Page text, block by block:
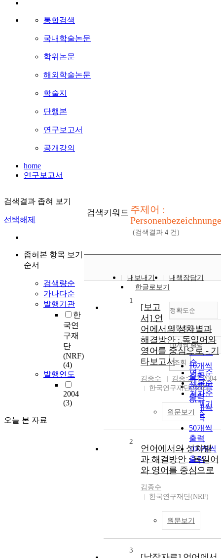
통합검색
국내학술논문
학위논문
해외학술논문
학술지
단행본
연구보고서
공개강의
home
연구보고서
검색결과 좁혀 보기
선택해제
좁혀본 항목 보기
순서
검색량순
가나다순
발행기관
한
국연
구재
단
(NRF)
(4)
발행연도
2004
(3)
오늘 본 자료
검색키워드 주제어 :
(검색결과 4 건)
내보내기
내책장담기
한글로보기
정확도순
정확도
순
인기도
순
연도순
제목순
저자순
발행기
관순
내림차순
내림차순
10개씩 출력
10개씩
출력
20개씩
출력
30개씩
출력
50개씩
출력
100개씩
출력
조회
1
[보고
서] 언
어에서의 성차별과
해결방안 : 독일어와
영어를 중심으로 - 기
타보고서
김종수 김종수
2004
한국연구재단(NRF)
원문보기
2
언어에서의 성차별
과 해결방안 : 독일어
와 영어를 중심으로
김종수
한국연구재단(NRF)
원문보기
3